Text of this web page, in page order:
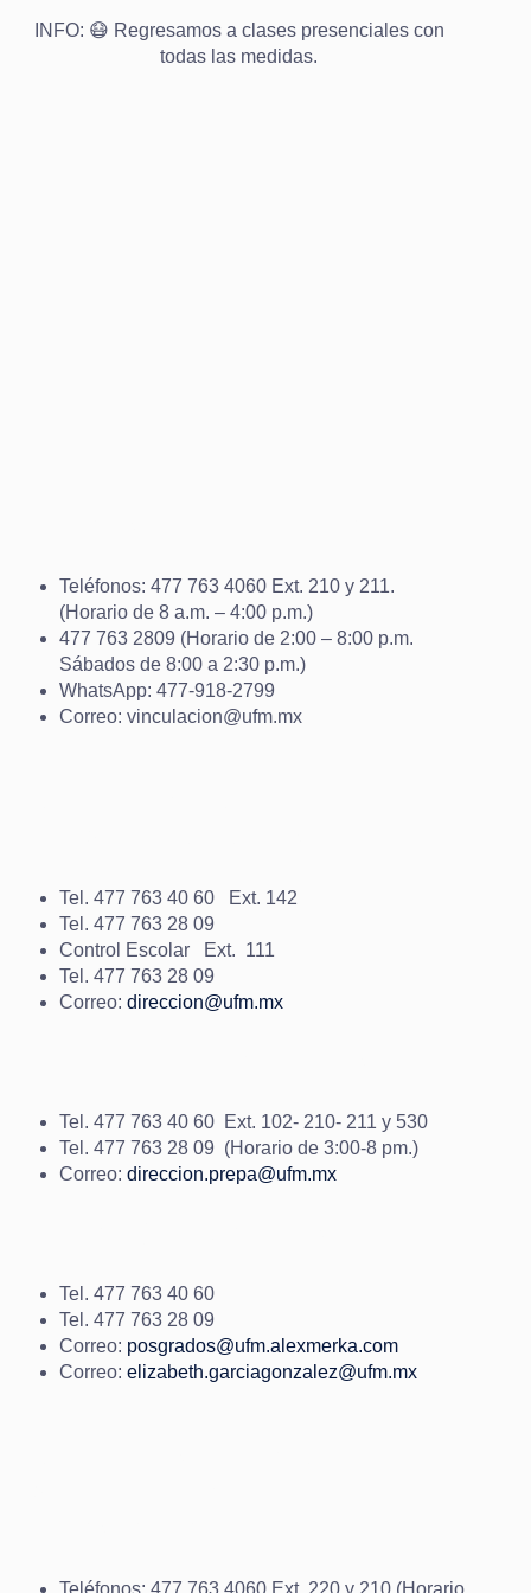
INFO: 😷 Regresamos a clases presenciales con
todas las medidas.
Teléfonos: 477 763 4060 Ext. 210 y 211.
(Horario de 8 a.m. – 4:00 p.m.)
477 763 2809 (Horario de 2:00 – 8:00 p.m.
Sábados de 8:00 a 2:30 p.m.)
WhatsApp: 477-918-2799
Correo: vinculacion@ufm.mx
Tel. 477 763 40 60 Ext. 142
Tel. 477 763 28 09
Control Escolar Ext. 111
Tel. 477 763 28 09
Correo: direccion@ufm.mx
Tel. 477 763 40 60 Ext. 102- 210- 211 y 530
Tel. 477 763 28 09 (Horario de 3:00-8 pm.)
Correo: direccion.prepa@ufm.mx
Tel. 477 763 40 60
Tel. 477 763 28 09
Correo: posgrados@ufm.alexmerka.com
Correo: elizabeth.garciagonzalez@ufm.mx